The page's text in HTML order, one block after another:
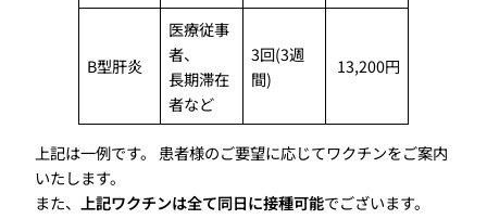
B型肝炎
医療従事
者、
長期滞在
者など
3回(3週
間)
13,200円
上記は一例です。 患者様のご要望に応じてワクチンをご案内
いたします。
また、
上記ワクチンは全て同日に接種可能でございます。